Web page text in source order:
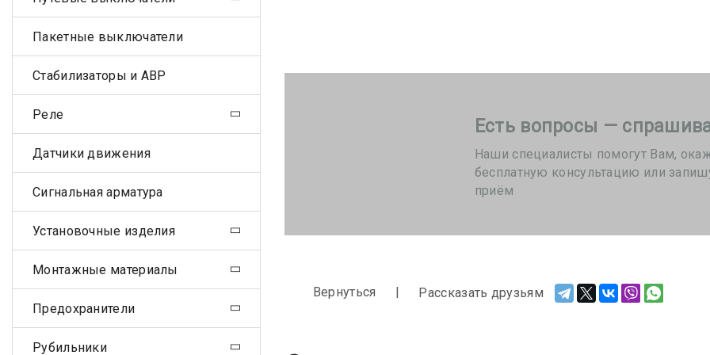
Есть вопросы —
Наши специалисты помогут Вам,
бесплатную консультацию или
приём
Вернуться Рассказать друзьям
Пакетные выключатели
Стабилизаторы и АВР
Реле
Датчики движения
Сигнальная арматура
Установочные изделия
Монтажные материалы
Предохранители
Рубильники